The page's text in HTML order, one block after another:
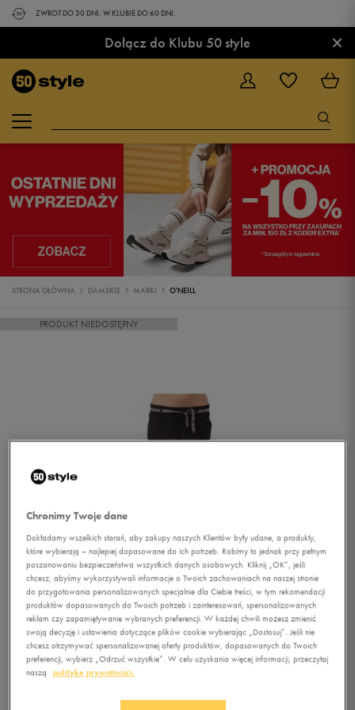
ZWROT DO 30 DNI. W KLUBIE DO 60 DNI.
Dołącz do Klubu 50 style ×
STRONA GŁÓWNA DAMSKIE MARKI O'NEILL
PRODUKT NIEDOSTĘPNY
1/3
Chronimy Twoje dane
Dokładamy wszelkich starań, aby zakupy naszych Klientów były udane, a produkty,
które wybierają – najlepiej dopasowane do ich potrzeb. Robimy to jednak przy pełnym
poszanowaniu bezpieczeństwa wszystkich danych osobowych. Kliknij „OK”, jeśli
chcesz, abyśmy wykorzystywali informacje o Twoich zachowaniach na naszej stronie
do przygotowania personalizowanych specjalnie dla Ciebie treści, w tym rekomendacji
produktów dopasowanych do Twoich potrzeb i zainteresowań, spersonalizowanych
reklam czy zapamiętywanie wybranych preferencji. W każdej chwili możesz zmienić
swoją decyzję i ustawienia dotyczące plików cookie wybierając „Dostosuj”. Jeśli nie
chcesz otrzymywać spersonalizowanej oferty produktów, dopasowanych do Twoich
preferencji, wybierz „Odrzuć wszystkie”. W celu uzyskania więcej informacji, przeczytaj
naszą
politykę prywatności.